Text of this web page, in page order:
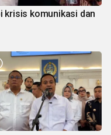
krisis komunikasi dan